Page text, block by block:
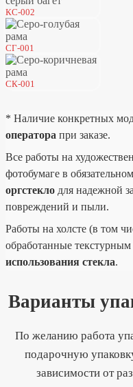
КС-002
СГ-001
СК-001
* Наличие конкретных
оператора при заказе.
Все работы на
фотобумаге в
оргстекло для надежной
повреждений и пыли.
Работы на холсте (в том
обработанные
использования стекла.
Варианты
По желанию работа
подарочную
зависимости от